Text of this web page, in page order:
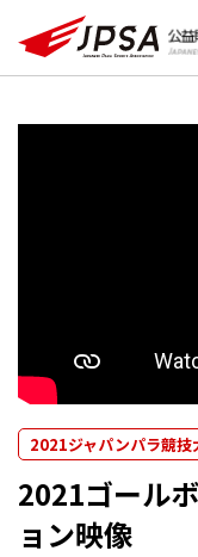
2021ジャパンパラ競技
2021ゴール
ョン映像